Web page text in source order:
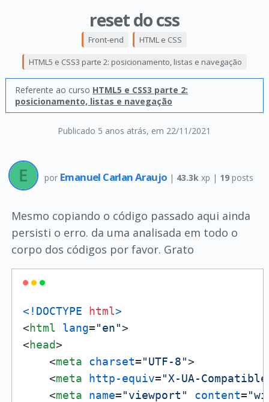
reset do css
Publicado 5 anos atrás, em 22/11/2021
Front-end HTML e CSS
HTML5 e CSS3 parte 2: posicionamento, listas e navegação
Referente ao curso HTML5 e CSS3 parte 2:
posicionamento, listas e navegação
por Emanuel Carlan Araujo | 43.3k xp | 19posts
Mesmo copiando o código passado aqui ainda
persisti o erro. da uma analisada em todo o
corpo dos códigos por favor. Grato
<!DOCTYPE html>
<html lang="en">
<head>
<meta charset="UTF-8">
<meta http-equiv="X-UA-
<meta name="viewport" content=